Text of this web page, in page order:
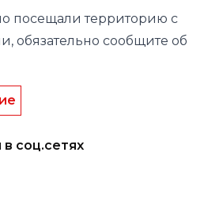
посещали территорию с
обязательно сообщите об
соц.сетях